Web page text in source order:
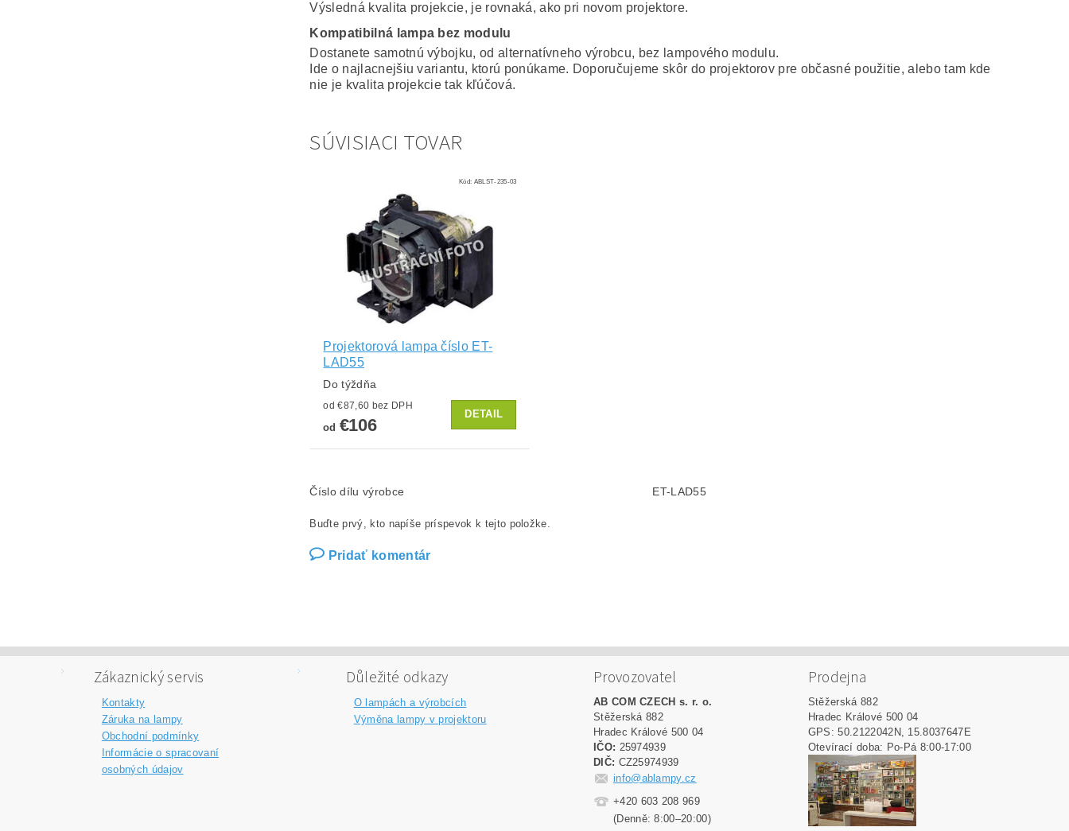
Výsledná kvalita projekcie, je rovnaká, ako pri novom projektore.
Kompatibilná lampa bez modulu
Dostanete samotnú výbojku, od alternatívneho výrobcu, bez lampového modulu.
Ide o najlacnejšiu variantu, ktorú ponúkame. Doporučujeme skôr do projektorov pre občasné použitie, alebo tam kde
nie je kvalita projekcie tak kľúčová.
SÚVISIACI TOVAR
Kód: ABLST-235-03
Projektorová lampa číslo ET-
LAD55
Do týždňa
od €87,60 bez DPH
od €106
DETAIL
Číslo dílu výrobce ET-LAD55
Buďte prvý, kto napíše príspevok k tejto položke.
Pridať komentár
Zákaznický servis
Kontakty
Záruka na lampy
Obchodní podmínky
Informácie o spracovaní
osobných údajov
Důležité odkazy
O lampách a výrobcích
Výměna lampy v projektoru
Provozovatel
AB COM CZECH s. r. o.
Stěžerská 882
Hradec Králové 500 04
IČO: 25974939
DIČ: CZ25974939
info@ablampy.cz
+420 603 208 969
(Denně: 8:00–20:00)
Prodejna
Stěžerská 882
Hradec Králové 500 04
GPS: 50.2122042N, 15.8037647E
Otevírací doba: Po-Pá 8:00-17:00